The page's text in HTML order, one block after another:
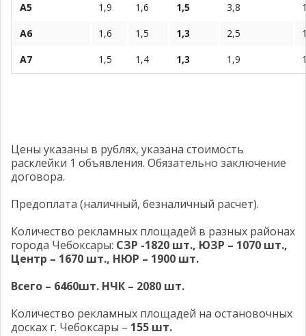
А5
1,9 1,6 1,5 3,8
А6
1,6 1,5 1,3 2,5
А7
1,5 1,4 1,3 1,9
Цены указаны в рублях, указана стоимость
расклейки 1 объявления. Обязательно заключение
договора.
Предоплата (наличный, безналичный расчет).
Количество рекламных площадей в разных районах
города Чебоксары: СЗР -1820 шт., ЮЗР – 1070 шт.,
Центр – 1670 шт., НЮР – 1900 шт.
Всего – 6460шт. НЧК – 2080 шт.
Количество рекламных площадей на остановочных
досках г. Чебоксары – 155 шт.